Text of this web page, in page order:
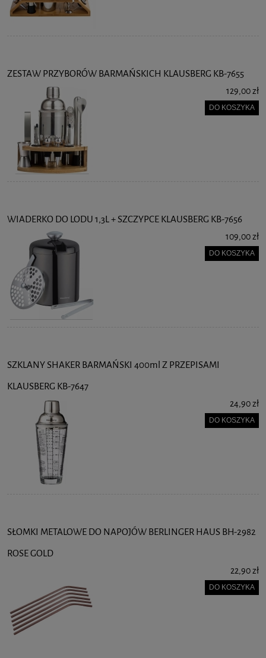
ZESTAW PRZYBORÓW BARMAŃSKICH KLAUSBERG KB-7655
129,00 zł
DO KOSZYKA
WIADERKO DO LODU 1,3L + SZCZYPCE KLAUSBERG KB-7656
109,00 zł
DO KOSZYKA
SZKLANY SHAKER BARMAŃSKI 400ml Z PRZEPISAMI
KLAUSBERG KB-7647
24,90 zł
DO KOSZYKA
SŁOMKI METALOWE DO NAPOJÓW BERLINGER HAUS BH-2982
ROSE GOLD
22,90 zł
DO KOSZYKA